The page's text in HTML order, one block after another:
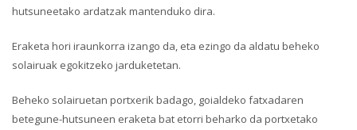
hutsuneetako ardatzak mantenduko dira.
Eraketa hori iraunkorra izango da, eta ezingo da aldatu beheko
solairuak egokitzeko jarduketetan.
Beheko solairuetan portxerik badago, goialdeko fatxadaren
betegune-hutsuneen eraketa bat etorri beharko da portxetako